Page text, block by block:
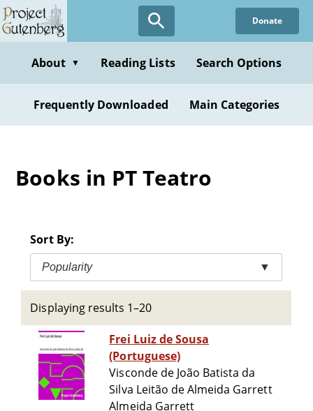
Skip
to
content
Donate
About ▼ Reading Lists Search Options
Frequently Downloaded Main Categories
Books in PT Teatro
Sort By:
Popularity ▼
Displaying results 1–20
Frei Luiz de Sousa
(Portuguese)
Visconde de João Batista da
Silva Leitão de Almeida Garrett
Almeida Garrett